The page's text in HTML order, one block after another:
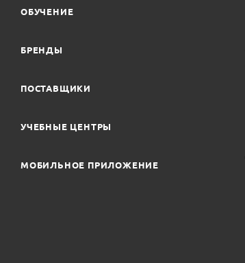
ОБУЧЕНИЕ
БРЕНДЫ
ПОСТАВЩИКИ
УЧЕБНЫЕ ЦЕНТРЫ
МОБИЛЬНОЕ ПРИЛОЖЕНИЕ